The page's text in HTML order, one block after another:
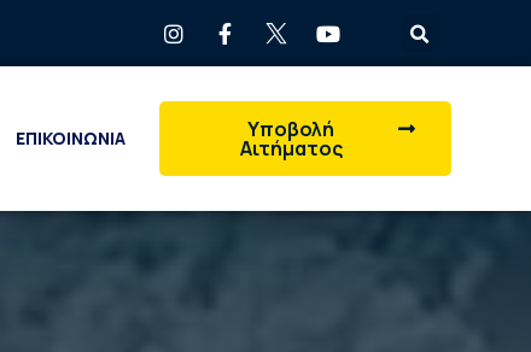
ΕΠΙΚΟΙΝΩΝΙΑ Υποβολή
Αιτήματος